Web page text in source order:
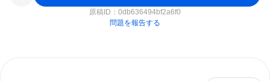
原稿ID： 0db636494bf2a6f0
問題を報告する